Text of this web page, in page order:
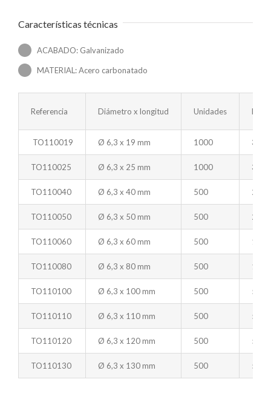
Características técnicas
ACABADO: Galvanizado
MATERIAL: Acero carbonatado
Referencia Diámetro x longitud Unidades
TO110019 Ø 6,3 x 19 mm 1000 3000
TO110025 Ø 6,3 x 25 mm 1000 3000
TO110040 Ø 6,3 x 40 mm 500 2000
TO110050 Ø 6,3 x 50 mm 500 2000
TO110060 Ø 6,3 x 60 mm 500 1000
TO110080 Ø 6,3 x 80 mm 500 1000
TO110100 Ø 6,3 x 100 mm 500 500
TO110110 Ø 6,3 x 110 mm 500 500
TO110120 Ø 6,3 x 120 mm 500 500
TO110130 Ø 6,3 x 130 mm 500 500